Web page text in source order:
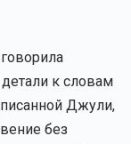
к словам
Джули,
без